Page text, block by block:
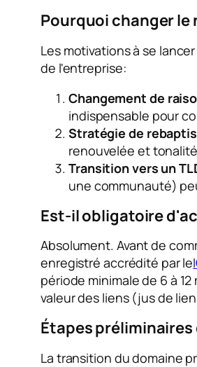
Pourquoi changer le
Les motivations à se
de l'entreprise:
Changement de
indispensable pour
Stratégie de
renouvelée et
Transition vers un
une communauté)
Est-il obligatoire
Absolument. Avant de
enregistré accrédité par le
période minimale de 6 à
valeur des liens (jus de
Étapes
La transition du domaine